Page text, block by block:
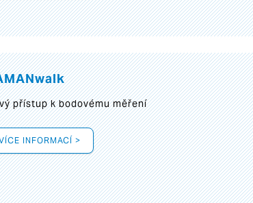
přístup k bodovému měření
INFORMACÍ >